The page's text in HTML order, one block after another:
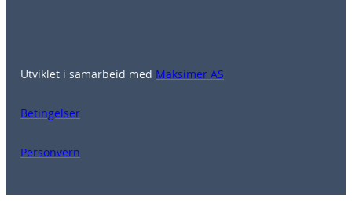
Utviklet i samarbeid med Maksimer AS
Betingelser
Personvern